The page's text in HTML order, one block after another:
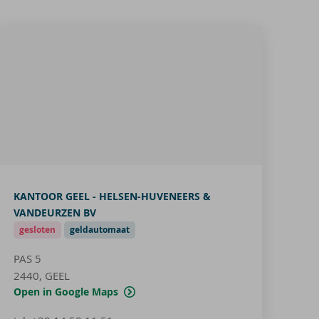
KANTOOR GEEL - HELSEN-HUVENEERS &
VANDEURZEN BV
gesloten geldautomaat
PAS 5
2440, GEEL
Open in Google Maps